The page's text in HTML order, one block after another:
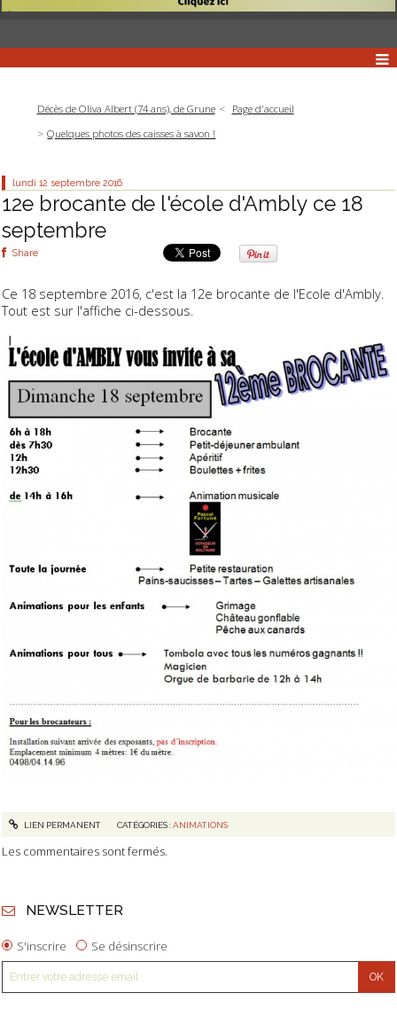
Décès de Oliva Albert (74 ans), de Grune
Page d'accueil
Quelques photos des caisses à savon !
lundi 12 septembre 2016
12e brocante de l'école d'Ambly ce 18
septembre
Share
Ce 18 septembre 2016, c'est la 12e brocante de l'Ecole d'Ambly.
Tout est sur l'affiche ci-dessous.
LIEN PERMANENT CATÉGORIES :ANIMATIONS
Les commentaires sont fermés.
NEWSLETTER
S'inscrire Se désinscrire